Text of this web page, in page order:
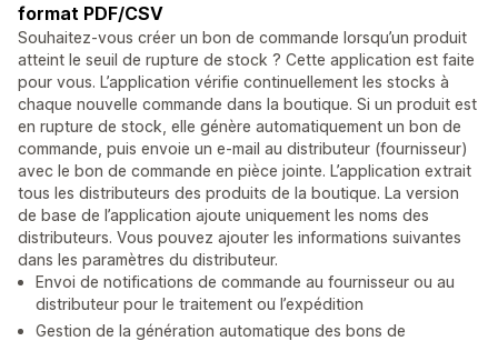
format PDF/CSV
Souhaitez-vous créer un bon de commande lorsqu’un produit
atteint le seuil de rupture de stock ? Cette application est faite
pour vous. L’application vérifie continuellement les stocks à
chaque nouvelle commande dans la boutique. Si un produit est
en rupture de stock, elle génère automatiquement un bon de
commande, puis envoie un e-mail au distributeur (fournisseur)
avec le bon de commande en pièce jointe. L’application extrait
tous les distributeurs des produits de la boutique. La version
de base de l’application ajoute uniquement les noms des
distributeurs. Vous pouvez ajouter les informations suivantes
dans les paramètres du distributeur.
Envoi de notifications de commande au fournisseur ou au
distributeur pour le traitement ou l’expédition
Gestion de la génération automatique des bons de